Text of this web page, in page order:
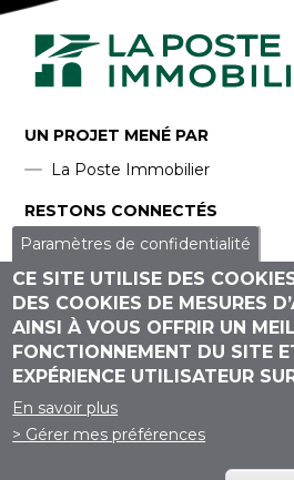
UN PROJET MENÉ PAR
La Poste Immobilier
RESTONS CONNECTÉS
Nous contacter
linkedin twitter youtube
FOOTER
MENU
Mentions légales
Paramètres de confidentialité
CE SITE UTILISE DES
DES COOKIES DE MESURES
AINSI À VOUS OFFRIR UN
FONCTIONNEMENT DU SITE
EXPÉRIENCE UTILISATEUR
En savoir plus
> Gérer mes préférences